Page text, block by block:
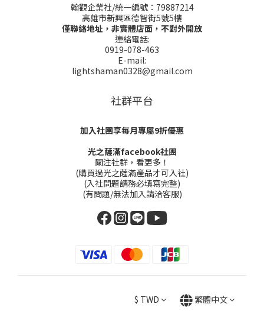
翰觀企業社/統一編號：79887214
高雄市新興區德智街5號5樓
僅聯絡地址，非實體店面，不對外開放
連絡電話:
0919-078-463
E-mail:
lightshaman0328@gmail.com
社群平台
加入社團享每月專屬9折優惠
光之薩滿facebook社團
關注社群，看更多！
(購買過光之薩滿產品才可入社)
(入社問題請務必填寫完整)
(有問題/無法加入請洽客服)
$ TWD 繁體中文